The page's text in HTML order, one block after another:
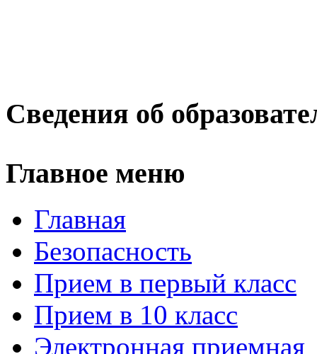
Сведения об
Главное меню
Главная
Безопасность
Прием в первый класс
Прием в 10 класс
Электронная приемная